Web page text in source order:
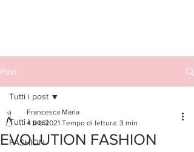
Post
Tutti i post
FASHION
Tutti i post
EVOLUTION FASHION
Francesca Maria
4 feb 2021 Tempo di lettura: 3 min